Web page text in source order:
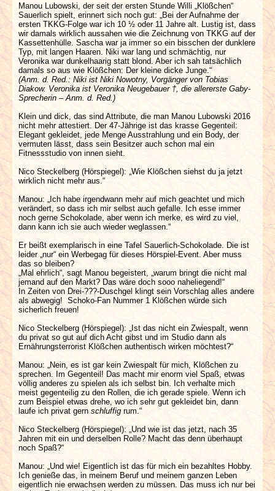
Manou Lubowski, der seit der ersten Stunde Willi „Klößchen“
Sauerlich spielt, erinnert sich noch gut: „Bei der Aufnahme der
ersten TKKG-Folge war ich 10 ½ oder 11 Jahre alt. Lustig ist, dass
wir damals wirklich aussahen wie die Zeichnung von TKKG auf der
Kassettenhülle. Sascha war ja immer so ein bisschen der dunklere
Typ, mit langen Haaren. Niki war lang und schmächtig, nur
Veronika war dunkelhaarig statt blond. Aber ich sah tatsächlich
damals so aus wie Klößchen: Der kleine dicke Junge.“
(Anm. d. Red.: Niki ist Niki Nowotny, Vorgänger von Tobias
Diakow. Veronika ist Veronika Neugebauer †, die allererste Gaby-
Sprecherin – Anm. d. Red.)
Klein und dick, das sind Attribute, die man Manou Lubowski 2016
nicht mehr attestiert. Der 47-Jährige ist das krasse Gegenteil:
Elegant gekleidet, jede Menge Ausstrahlung und ein Body, der
vermuten lässt, dass sein Besitzer auch schon mal ein
Fitnessstudio von innen sieht.
Nico Steckelberg (Hörspiegel): „Wie Klößchen siehst du ja jetzt
wirklich nicht mehr aus.“
Manou: „Ich habe irgendwann mehr auf mich geachtet und mich
verändert, so dass ich mir selbst auch gefalle. Ich esse immer
noch gerne Schokolade, aber wenn ich merke, es wird zu viel,
dann kann ich sie auch wieder weglassen.“
Er beißt exemplarisch in eine Tafel Sauerlich-Schokolade. Die ist
leider „nur“ ein Werbegag für dieses Hörspiel-Event. Aber muss
das so bleiben?
„Mal ehrlich“, sagt Manou begeistert, „warum bringt die nicht mal
jemand auf den Markt? Das wäre doch sooo naheliegend!“
In Zeiten von Drei-???-Duschgel klingt sein Vorschlag alles andere
als abwegig! Schoko-Fan Nummer 1 Klößchen würde sich
sicherlich freuen!
Nico Steckelberg (Hörspiegel): „Ist das nicht ein Zwiespalt, wenn
du privat so gut auf dich Acht gibst und im Studio dann als
Ernährungsterrorist Klößchen authentisch wirken möchtest?“
Manou: „Nein, es ist gar kein Zwiespalt für mich, Klößchen zu
sprechen. Im Gegenteil! Das macht mir enorm viel Spaß, etwas
völlig anderes zu spielen als ich selbst bin. Ich verhalte mich
meist gegenteilig zu den Rollen, die ich gerade spiele. Wenn ich
zum Beispiel etwas drehe, wo ich sehr gut gekleidet bin, dann
laufe ich privat gern schluffig rum.“
Nico Steckelberg (Hörspiegel): „Und wie ist das jetzt, nach 35
Jahren mit ein und derselben Rolle? Macht das denn überhaupt
noch Spaß?“
Manou: „Und wie! Eigentlich ist das für mich ein bezahltes Hobby.
Ich genieße das, in meinem Beruf und meinem ganzen Leben
eigentlich nie erwachsen werden zu müssen. Das muss ich nur bei